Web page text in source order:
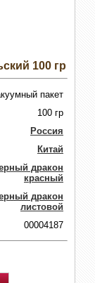
100 гр
пакет
100 гр
Россия
Китай
дракон
красный
дракон
листовой
00004187